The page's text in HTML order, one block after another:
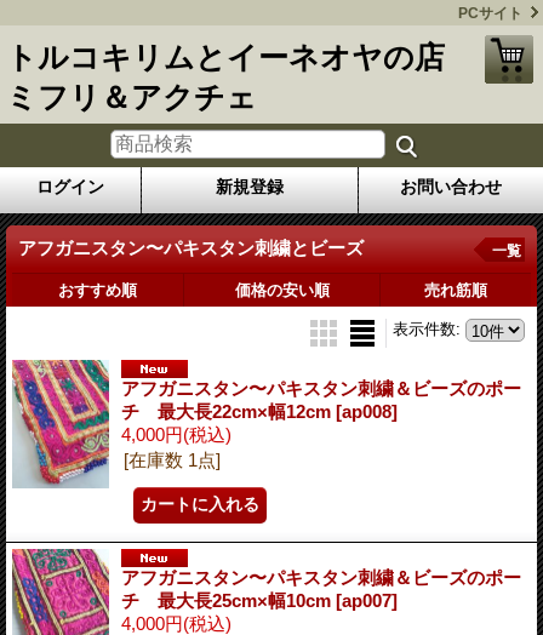
PCサイト
トルコキリムとイーネオヤの店
ミフリ＆アクチェ
ログイン 新規登録 お問い合わせ
アフガニスタン〜パキスタン刺繍とビーズ 一覧
おすすめ順 価格の安い順 売れ筋順
表示件数:
アフガニスタン〜パキスタン刺繍＆ビーズのポー
チ 最大長22cm×幅12cm [ap008]
4,000円(税込)
[在庫数 1点]
アフガニスタン〜パキスタン刺繍＆ビーズのポー
チ 最大長25cm×幅10cm [ap007]
4,000円(税込)